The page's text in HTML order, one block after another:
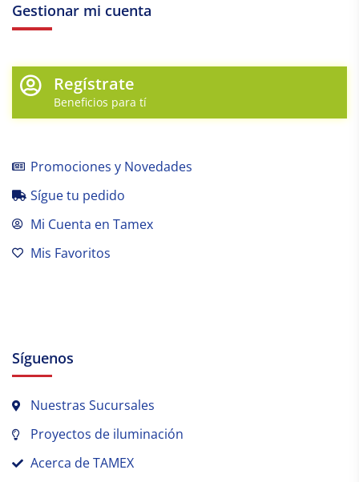
Gestionar mi cuenta
Regístrate
Beneficios para tí
Promociones y Novedades
Sígue tu pedido
Mi Cuenta en Tamex
Mis Favoritos
Síguenos
Nuestras Sucursales
Proyectos de iluminación
Acerca de TAMEX